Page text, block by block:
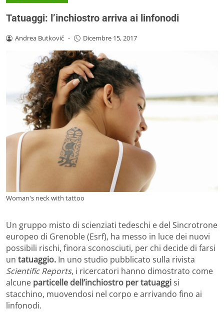
Tatuaggi: l’inchiostro arriva ai linfonodi
Andrea Butkovič - Dicembre 15, 2017
Woman's neck with tattoo
Un gruppo misto di scienziati tedeschi e del Sincrotrone
europeo di Grenoble (Esrf), ha messo in luce dei nuovi
possibili rischi, finora sconosciuti, per chi decide di farsi
un tatuaggio. In uno studio pubblicato sulla rivista
Scientific Reports, i ricercatori hanno dimostrato come
alcune particelle dell’inchiostro per tatuaggisi
stacchino, muovendosi nel corpo e arrivando fino ai
linfonodi.